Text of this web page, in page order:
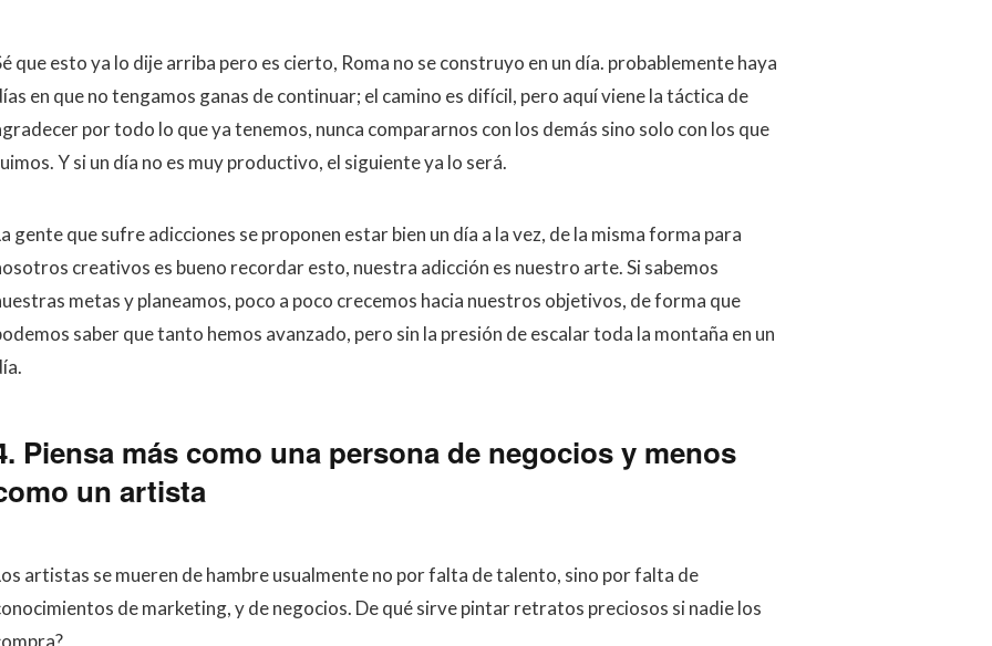
que esto ya lo dije arriba pero es cierto, Roma no se construyo en un día. probablemente haya
en que no tengamos ganas de continuar; el camino es difícil, pero aquí viene la táctica de
por todo lo que ya tenemos, nunca compararnos con los demás sino solo con los que
Y si un día no es muy productivo, el siguiente ya lo será.
gente que sufre adicciones se proponen estar bien un día a la vez, de la misma forma para
creativos es bueno recordar esto, nuestra adicción es nuestro arte. Si sabemos
metas y planeamos, poco a poco crecemos hacia nuestros objetivos, de forma que
saber que tanto hemos avanzado, pero sin la presión de escalar toda la montaña en un
Piensa más como una persona de negocios y menos
un artista
artistas se mueren de hambre usualmente no por falta de talento, sino por falta de
de marketing, y de negocios. De qué sirve pintar retratos preciosos si nadie los